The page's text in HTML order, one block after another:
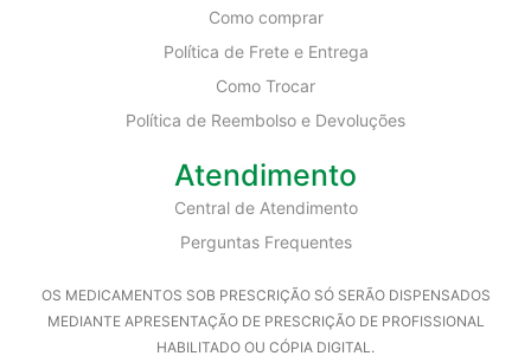
Como comprar
Política de Frete e Entrega
Como Trocar
Política de Reembolso e Devoluções
Atendimento
Central de Atendimento
Perguntas Frequentes
OS MEDICAMENTOS SOB PRESCRIÇÃO SÓ SERÃO DISPENSADOS
MEDIANTE APRESENTAÇÃO DE PRESCRIÇÃO DE PROFISSIONAL
HABILITADO OU CÓPIA DIGITAL.